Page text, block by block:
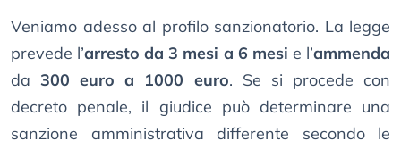
Veniamo adesso al profilo sanzionatorio. La legge
prevede l’arresto da 3 mesi a 6 mesi e l’ammenda
da300 euro a 1000 euro. Se si procede con
decreto penale, il giudice può determinare una
sanzione amministrativa differente secondo le